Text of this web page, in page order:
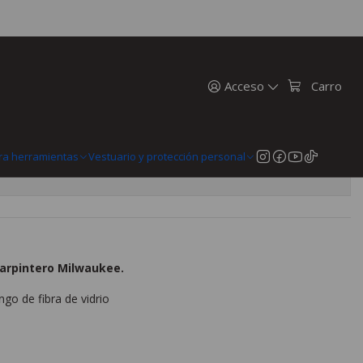
Acceso Carro
herramientas Vestuario y protección personal
Acero Forjado 48-22-9314
Ingeniería - Combo 4 Libras
9314
Milwaukee.
de fibra de vidrio